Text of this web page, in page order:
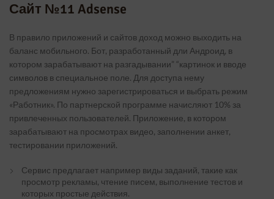
Сайт №11 Adsense
В правило приложений и сайтов доход можно выходить на
баланс мобильного. Бот, разработанный дли Андроид, в
котором зарабатывают на разгадывании” “картинок и вводе
символов в специальное поле. Для доступа нему
предложениям нужно зарегистрироваться и выбрать режим
«Работник». По партнерской программе начисляют 10% за
привлеченных пользователей. Приложение, в котором
зарабатывают на просмотрах видео, заполнении анкет,
тестировании приложений.
Сервис предлагает например виды заданий, такие как
просмотр рекламы, чтение писем, выполнение тестов и
которых простые действия.